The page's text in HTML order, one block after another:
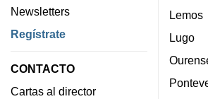
Newsletters
Regístrate
CONTACTO
Cartas al director
Lemos
Lugo